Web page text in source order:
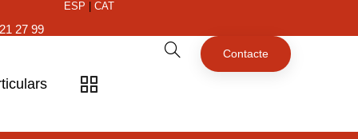
27 99
ESP CAT
Contacte